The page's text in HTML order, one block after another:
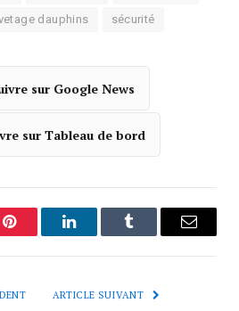
dauphins sécurité
sur Google News
sur Tableau de bord
Pinterest LinkedInTumblr
ARTICLE SUIVANT